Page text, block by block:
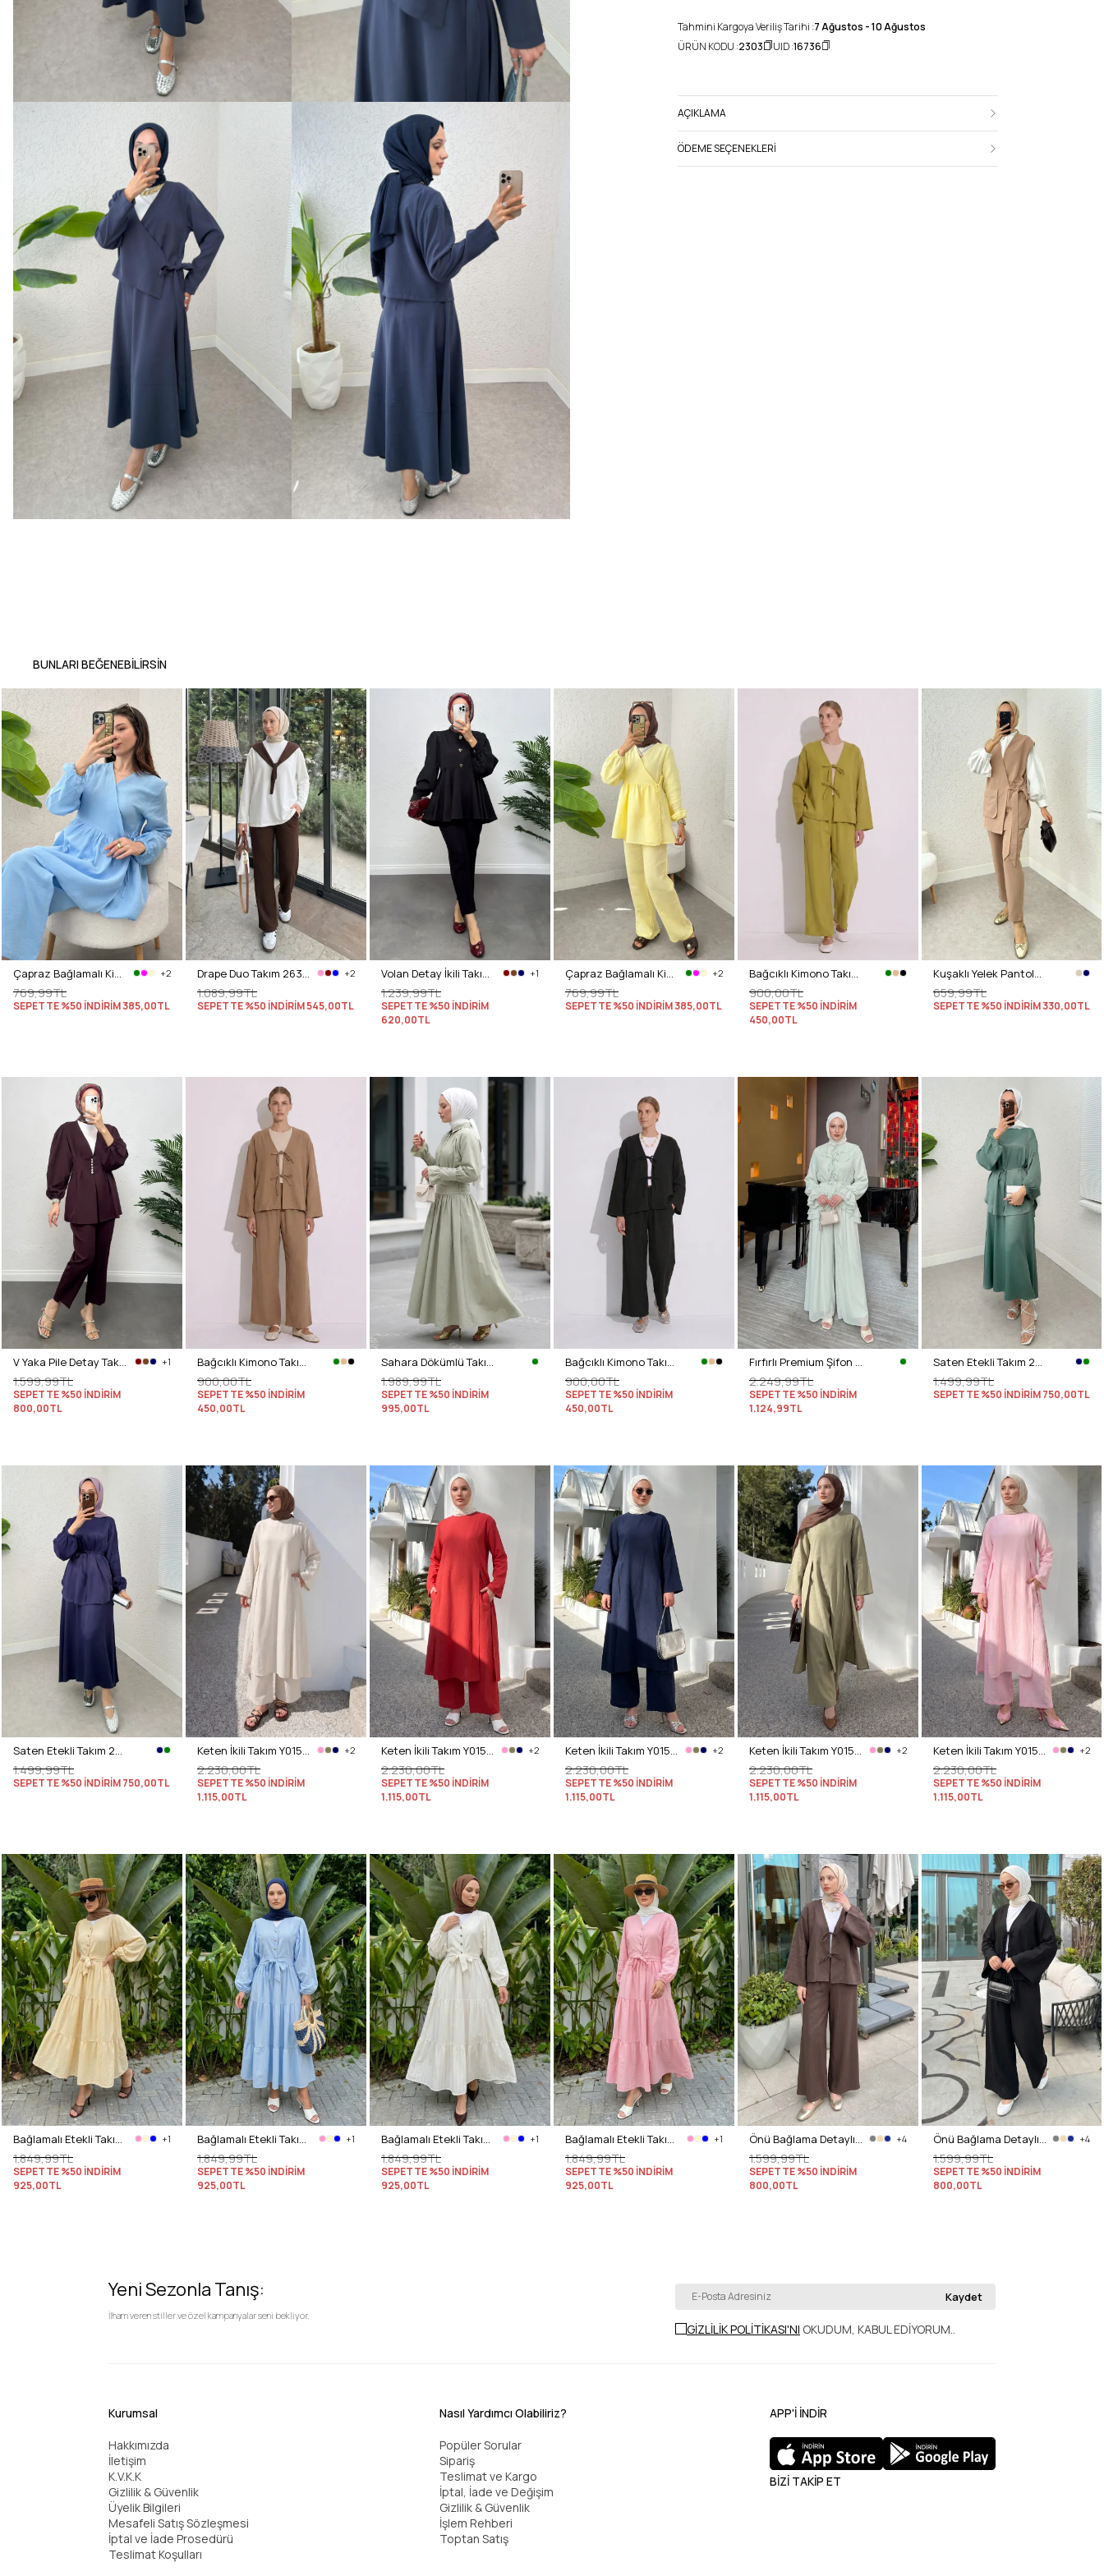
Tahmini Kargoya Veriliş Tarihi :7 Ağustos - 10 Ağustos
ÜRÜN KODU :2303 UID :16736
AÇIKLAMA
ÖDEME SEÇENEKLERI
BUNLARI BEĞENEBILIRSIN
Çapraz Bağlamalı Kimono Takım 43457 - MAVİ +2
769,99TL
SEPETTE %50 İNDİRİM385,00TL
Drape Duo Takım 263006 - KOYU KAHVE +2
1.089,99TL
SEPETTE %50 İNDİRİM545,00TL
Volan Detay İkili Takım 0071 - SİYAH +1
1.239,99TL
SEPETTE %50 İNDİRİM
620,00TL
Çapraz Bağlamalı Kimono Takım 43457 - SARI +2
769,99TL
SEPETTE %50 İNDİRİM385,00TL
Bağcıklı Kimono Takım 26610 - YAĞ YEŞİLİ
900,00TL
SEPETTE %50 İNDİRİM
450,00TL
Kuşaklı Yelek Pantolon Takım 2243 - TAŞ RENGİ
659,99TL
SEPETTE %50 İNDİRİM330,00TL
V Yaka Pile Detay Takım 0077 - BORDO +1
1.599,99TL
SEPETTE %50 İNDİRİM
800,00TL
Bağcıklı Kimono Takım 26610 - BİSKÜVİ
900,00TL
SEPETTE %50 İNDİRİM
450,00TL
Sahara Dökümlü Takım 3008 - SU YEŞİLİ
1.989,99TL
SEPETTE %50 İNDİRİM
995,00TL
Bağcıklı Kimono Takım 26610 - SİYAH
900,00TL
SEPETTE %50 İNDİRİM
450,00TL
Fırfırlı Premium Şifon Takım 266031 - AÇIK YEŞİL
2.249,99TL
SEPETTE %50 İNDİRİM
1.124,99TL
Saten Etekli Takım 2283 - MİNT YEŞİLİ
1.499,99TL
SEPETTE %50 İNDİRİM750,00TL
Saten Etekli Takım 2283 - LACİVERT
1.499,99TL
SEPETTE %50 İNDİRİM750,00TL
Keten İkili Takım Y0155 - EKRU +2
2.230,00TL
SEPETTE %50 İNDİRİM
1.115,00TL
Keten İkili Takım Y0155 - KIRMIZI +2
2.230,00TL
SEPETTE %50 İNDİRİM
1.115,00TL
Keten İkili Takım Y0155 - LACİVERT +2
2.230,00TL
SEPETTE %50 İNDİRİM
1.115,00TL
Keten İkili Takım Y0155 - AÇIK HAKİ +2
2.230,00TL
SEPETTE %50 İNDİRİM
1.115,00TL
Keten İkili Takım Y0155 - AÇIK PEMBE +2
2.230,00TL
SEPETTE %50 İNDİRİM
1.115,00TL
Bağlamalı Etekli Takım Y0149 - TEREYAĞ SARISI +1
1.849,99TL
SEPETTE %50 İNDİRİM
925,00TL
Bağlamalı Etekli Takım Y0149 - BEBE MAVİSİ +1
1.849,99TL
SEPETTE %50 İNDİRİM
925,00TL
Bağlamalı Etekli Takım Y0149 - KREM +1
1.849,99TL
SEPETTE %50 İNDİRİM
925,00TL
Bağlamalı Etekli Takım Y0149 - AÇIK PEMBE +1
1.849,99TL
SEPETTE %50 İNDİRİM
925,00TL
Önü Bağlama Detaylı Takım Y0143 - KAHVE +4
1.599,99TL
SEPETTE %50 İNDİRİM
800,00TL
Önü Bağlama Detaylı Takım Y0143 - SİYAH +4
1.599,99TL
SEPETTE %50 İNDİRİM
800,00TL
Yeni Sezonla Tanış:
İlham veren stiller ve özel kampanyalar seni bekliyor.
Kaydet
GİZLİLİK POLİTİKASI'NI OKUDUM, KABUL EDİYORUM.
Kurumsal
Hakkımızda
İletişim
K.V.K.K
Gizlilik & Güvenlik
Üyelik Bilgileri
Mesafeli Satış Sözleşmesi
İptal ve İade Prosedürü
Teslimat Koşulları
Nasıl Yardımcı Olabiliriz?
Popüler Sorular
Sipariş
Teslimat ve Kargo
İptal, İade ve Değişim
Gizlilik & Güvenlik
İşlem Rehberi
Toptan Satış
APP'İ İNDİR
BİZİ TAKİP ET